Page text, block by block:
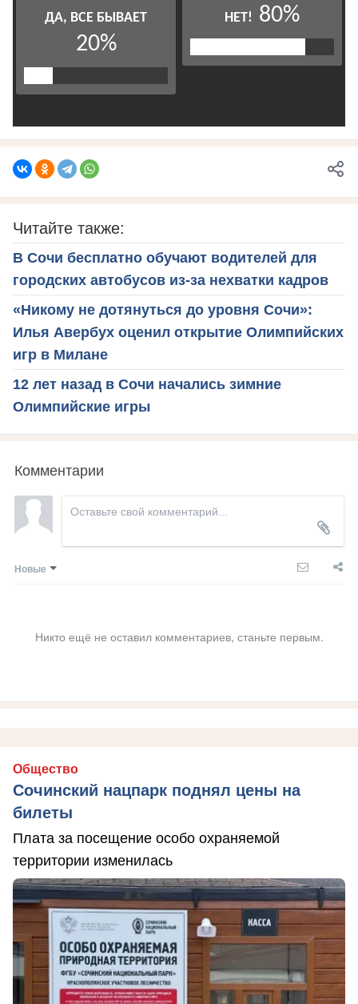
Читайте также:
В Сочи бесплатно обучают водителей для
городских автобусов из-за нехватки кадров
«Никому не дотянуться до уровня Сочи»:
Илья Авербух оценил открытие Олимпийских
игр в Милане
12 лет назад в Сочи начались зимние
Олимпийские игры
Комментарии
Новые
Никто ещё не оставил комментариев, станьте первым.
Общество
Сочинский нацпарк поднял цены на
билеты
Плата за посещение особо охраняемой
территории изменилась